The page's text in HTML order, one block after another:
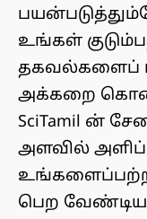
உங்கள்
தகவல்களைப்
அக்கறை
SciTamil ன்
அளவில்
பெற வேண்டிய